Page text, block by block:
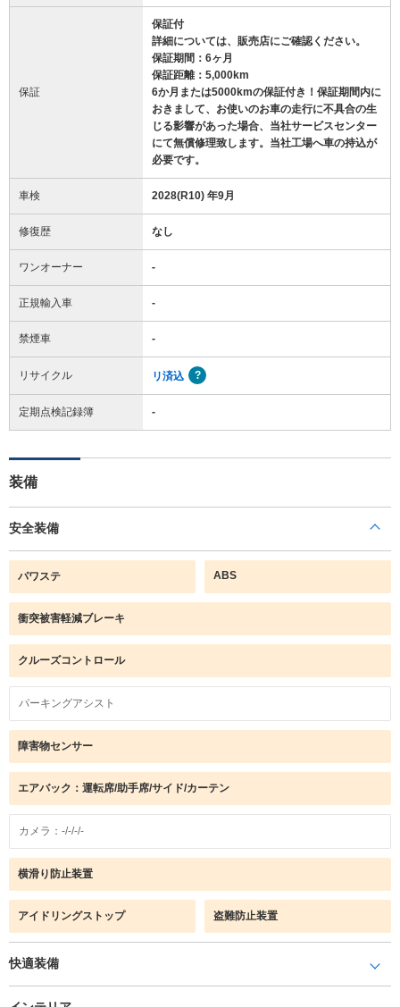
保証
保証付
詳細については、販売店にご確認ください。
保証期間：6ヶ月
保証距離：5,000km
6か月または5000kmの保証付き！保証期間内に
おきまして、お使いのお車の走行に不具合の生
じる影響があった場合、当社サービスセンター
にて無償修理致します。当社工場へ車の持込が
必要です。
車検 2028(R10) 年9月
修復歴 なし
ワンオーナー -
正規輸入車 -
禁煙車 -
リサイクル リ済込
定期点検記録簿 -
装備
安全装備
パワステ ABS
衝突被害軽減ブレーキ
クルーズコントロール
パーキングアシスト
障害物センサー
エアバック：運転席/助手席/サイド/カーテン
カメラ：-/-/-/-
横滑り防止装置
アイドリングストップ 盗難防止装置
快適装備